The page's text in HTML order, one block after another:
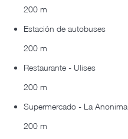
200 m
Estación de autobuses
200 m
Restaurante - Ulises
200 m
Supermercado - La Anonima
200 m